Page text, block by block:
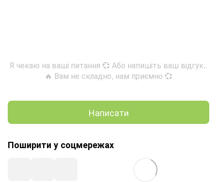
Я чекаю на ваші питання 💞 Або напишіть ваш відгук..
🔥 Вам не складно, нам приємно 💞
Написати
Поширити у соцмережах